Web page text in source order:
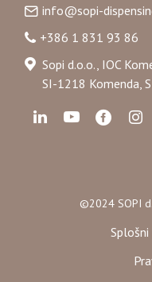
info@sopi-
+386 1 831 93 86
Sopi d.o.o., IOC
SI-1218 Komenda,
©2024 SOPI